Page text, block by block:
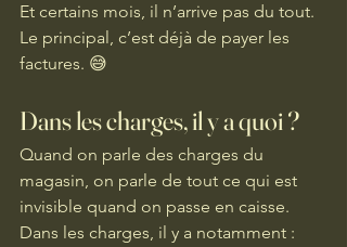
Et certains mois, il n’arrive pas du tout.
Le principal, c’est déjà de payer les
factures. 😅
Dans les charges, il y a quoi ?
Quand on parle des charges du
magasin, on parle de tout ce qui est
invisible quand on passe en caisse.
Dans les charges, il y a notamment :